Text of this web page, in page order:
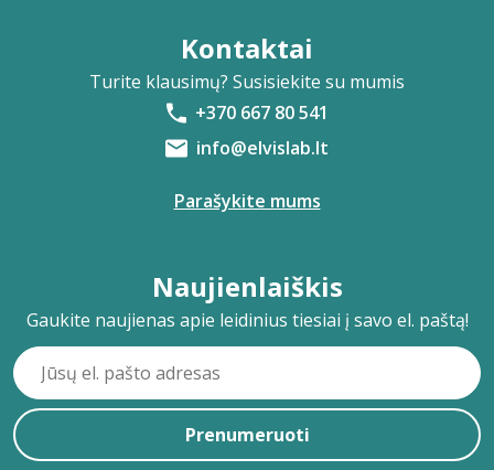
Kontaktai
Turite klausimų? Susisiekite su mumis
+370 667 80 541
info@elvislab.lt
Parašykite mums
Naujienlaiškis
Gaukite naujienas apie leidinius tiesiai į savo el. paštą!
Prenumeruoti